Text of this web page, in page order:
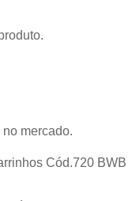
mercado.
Cód.720 BWB